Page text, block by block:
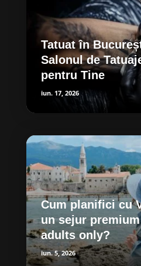
Tatuat în
Salonul de
pentru Tine
iun. 17, 2026
Cum planifici cu
un sejur
adults only?
iun. 5, 2026